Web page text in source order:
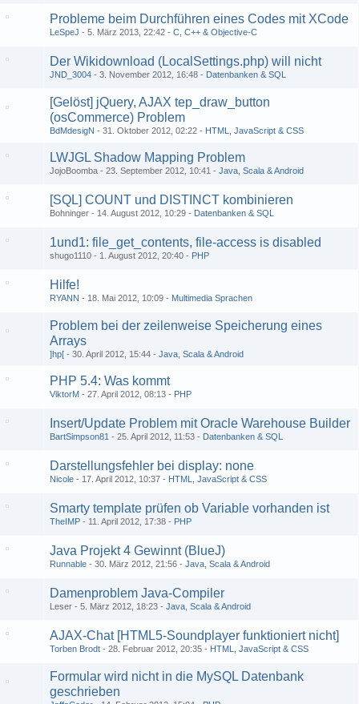
Probleme beim Durchführen eines Codes mit XCode
LeSpeJ 5. März 2013, 22:42 C, C++ & Objective-C
Der Wikidownload (LocalSettings.php) will nicht
JND_3004 3. November 2012, 16:48 Datenbanken & SQL
[Gelöst] jQuery, AJAX tep_draw_button
(osCommerce) Problem
BdMdesigN 31. Oktober 2012, 02:22 HTML, JavaScript & CSS
LWJGL Shadow Mapping Problem
JojoBoomba 23. September 2012, 10:41 Java, Scala & Android
[SQL] COUNT und DISTINCT kombinieren
Bohninger 14. August 2012, 10:29 Datenbanken & SQL
1und1: file_get_contents, file-access is disabled
shugo1110 1. August 2012, 20:40 PHP
Hilfe!
RYANN 18. Mai 2012, 10:09 Multimedia Sprachen
Problem bei der zeilenweise Speicherung eines
Arrays
]hp[ 30. April 2012, 15:44 Java, Scala & Android
PHP 5.4: Was kommt
ViktorM 27. April 2012, 08:13 PHP
Insert/Update Problem mit Oracle Warehouse Builder
BartSimpson81 25. April 2012, 11:53 Datenbanken & SQL
Darstellungsfehler bei display: none
Nicole 17. April 2012, 10:37 HTML, JavaScript & CSS
Smarty template prüfen ob Variable vorhanden ist
TheIMP 11. April 2012, 17:38 PHP
Java Projekt 4 Gewinnt (BlueJ)
Runnable 30. März 2012, 21:56 Java, Scala & Android
Damenproblem Java-Compiler
Leser 5. März 2012, 18:23 Java, Scala & Android
AJAX-Chat [HTML5-Soundplayer funktioniert nicht]
Torben Brodt 28. Februar 2012, 20:35 HTML, JavaScript & CSS
Formular wird nicht in die MySQL Datenbank
geschrieben